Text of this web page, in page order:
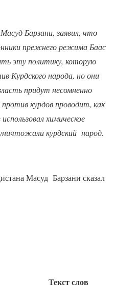
Барзани, заявил, что
прежнего режима Баас
эту политику, которую
Курдского народа, но они
придут несомненно
курдов проводит, как
химическое
курдский народ.
Масуд Барзани сказал
слов